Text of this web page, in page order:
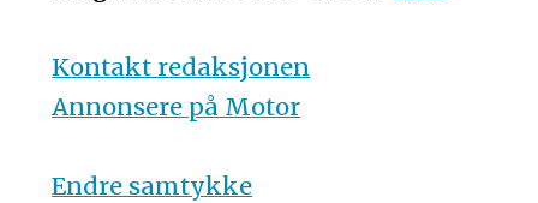
Kontakt redaksjonen
Annonsere på Motor
Endre samtykke